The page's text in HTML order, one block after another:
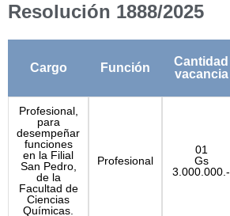
Resolución 1888/2025
Cargo Función
Cantidad
vacancia
Profesional,
para
desempeñar
funciones
en la Filial
San Pedro,
de la
Facultad de
Ciencias
Químicas.
Profesional
01
Gs
3.000.000.-